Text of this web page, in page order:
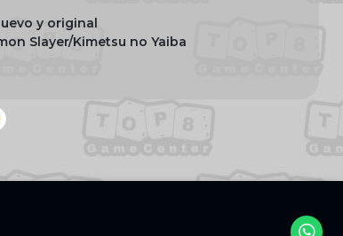
y original
Slayer/Kimetsu no Yaiba